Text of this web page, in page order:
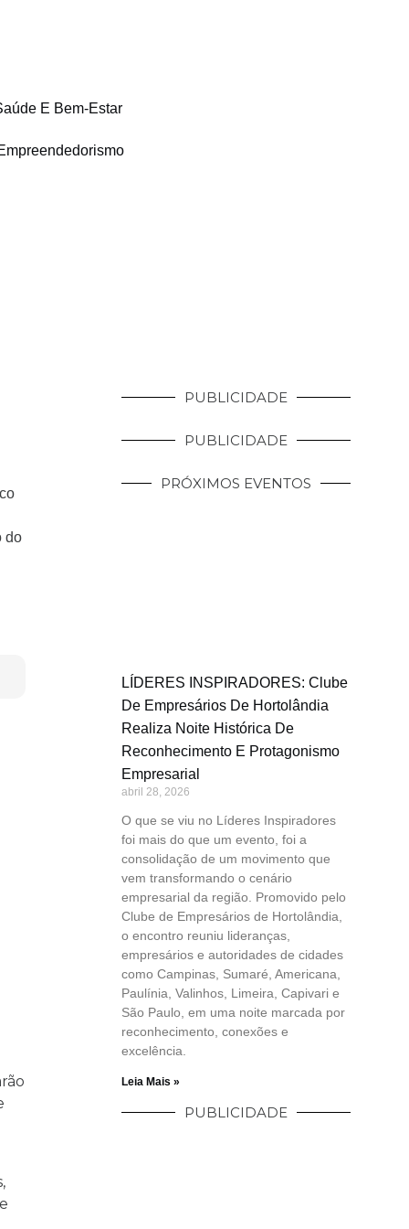
E Bem-Estar
do
PUBLICIDADE
PUBLICIDADE
PRÓXIMOS EVENTOS
LÍDERES INSPIRADORES: Clube
De Empresários De Hortolândia
Realiza Noite Histórica De
Reconhecimento E Protagonismo
Empresarial
abril 28, 2026
O que se viu no Líderes Inspiradores
foi mais do que um evento, foi a
consolidação de um movimento que
vem transformando o cenário
empresarial da região. Promovido pelo
Clube de Empresários de Hortolândia,
o encontro reuniu lideranças,
empresários e autoridades de cidades
como Campinas, Sumaré, Americana,
Paulínia, Valinhos, Limeira, Capivari e
São Paulo, em uma noite marcada por
reconhecimento, conexões e
excelência.
Leia Mais »
PUBLICIDADE